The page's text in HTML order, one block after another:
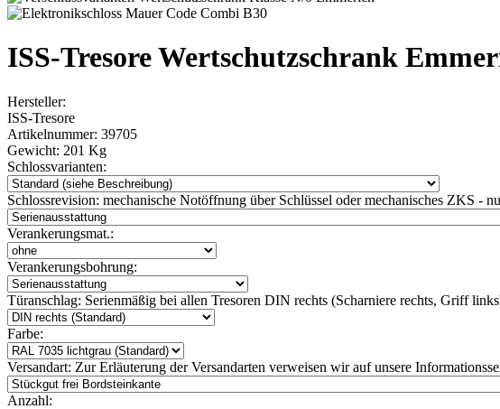
ISS-Tresore Wertschutzschrank
Hersteller:
ISS-Tresore
Artikelnummer: 39705
Gewicht: 201 Kg
Schlossvarianten:
Schlossrevision: mechanische Notöffnung über Schlüssel oder mechanisches ZKS -
Verankerungsmat.:
Verankerungsbohrung:
Türanschlag: Serienmäßig bei allen Tresoren DIN rechts (Scharniere rechts, Griff
Farbe:
Versandart: Zur Erläuterung der Versandarten verweisen wir auf unsere
Anzahl: